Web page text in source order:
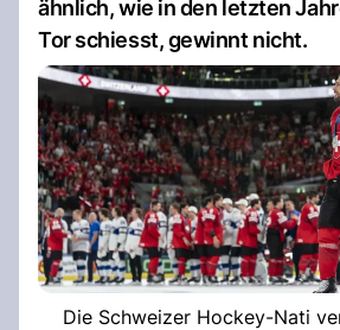
ähnlich, wie in den letzten
Tor schiesst, gewinnt nicht.
Die Schweizer Hockey-Nati